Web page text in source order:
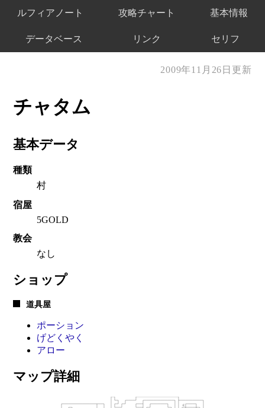
ルフィアノート 攻略チャート 基本情報
データベース リンク セリフ
2009年11月26日更新
チャタム
基本データ
種類
村
宿屋
5GOLD
教会
なし
ショップ
道具屋
ポーション
げどくやく
アロー
マップ詳細